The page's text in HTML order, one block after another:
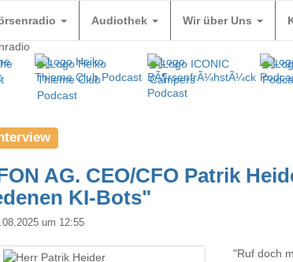
Audiothek Wir über Uns
AG. CEO/CFO Patrik
KI-Bots"
um 12:55
"Ruf doch